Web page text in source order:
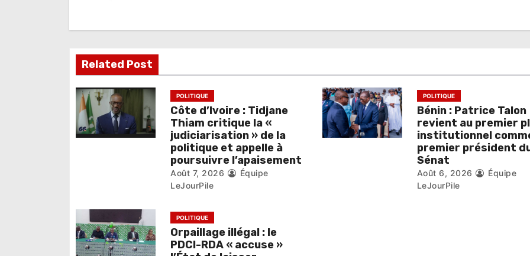
i
n
d
e
l
r
t
i
Related Post
POLITIQUE
Côte d’Ivoire : Tidjane
Thiam critique la «
judiciarisation » de la
politique et appelle à
poursuivre l’apaisement
Août 7, 2026
Équipe
LeJourPile
POLITIQUE
Bénin : Patrice Talon
revient au premier
institutionnel
premier président
Sénat
Août 6, 2026
Équipe
LeJourPile
POLITIQUE
Orpaillage illégal : le
PDCI-RDA « accuse »